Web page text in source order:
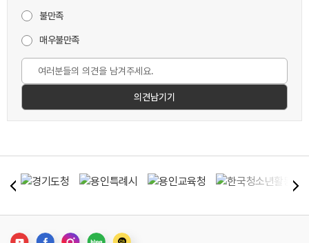
불만족
매우불만족